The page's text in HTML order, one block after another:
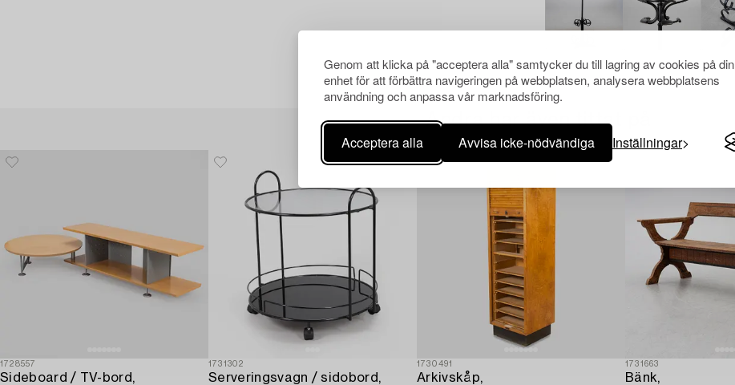
Genom att klicka på "acceptera alla" samtycker du till lagring av cookies på din
enhet för att förbättra navigeringen på webbplatsen, analysera webbplatsens
användning och anpassa vår marknadsföring.
Acceptera alla Avvisa icke-nödvändiga Inställningar
Andra har även tittat på
1728557
Sideboard / TV-bord,
1731302
Serveringsvagn / sidobord,
1730491
Arkivskåp,
1731663
Bänk,